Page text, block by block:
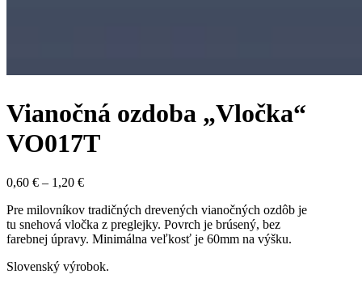
Vianočná ozdoba „Vločka“
VO017T
0,60 € – 1,20 €Price
0,60 €
through
1,20 €
Pre milovníkov tradičných drevených vianočných ozdôb je
tu snehová vločka z preglejky. Povrch je brúsený, bez
farebnej úpravy. Minimálna veľkosť je 60mm na výšku.
Slovenský výrobok.